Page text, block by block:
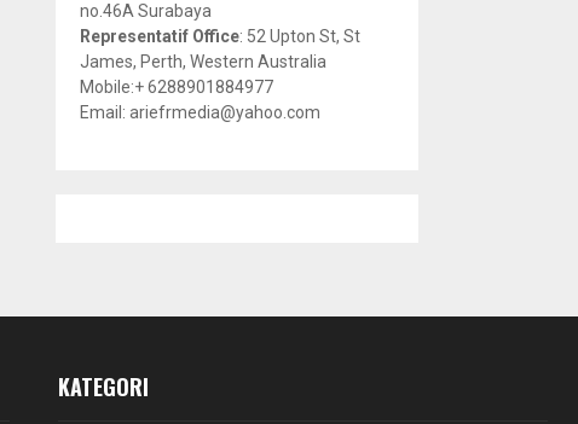
no.46A Surabaya
Representatif Office: 52 Upton St, St
James, Perth, Western Australia
Mobile:+ 6288901884977
Email: ariefrmedia@yahoo.com
KATEGORI